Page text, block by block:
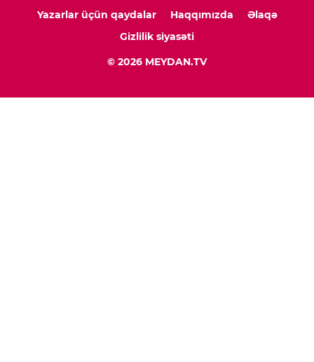
Yazarlar üçün qaydalar
Haqqımızda
Əlaqə
Gizlilik siyasəti
© 2026 MEYDAN.TV